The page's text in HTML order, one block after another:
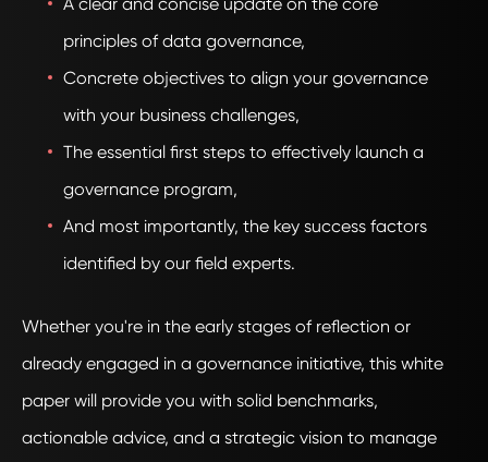
principles of data governance,
Concrete objectives to align your governance
with your business challenges,
The essential first steps to effectively launch a
governance program,
And most importantly, the key success factors
identified by our field experts.
Whether you're in the early stages of reflection or
already engaged in a governance initiative, this white
paper will provide you with solid benchmarks,
actionable advice, and a strategic vision to manage